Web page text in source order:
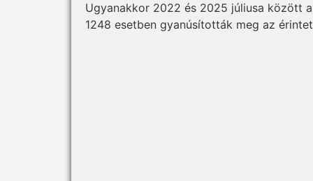
Ugyanakkor 2022 és 2025 júliusa között
1248 esetben gyanúsították meg az